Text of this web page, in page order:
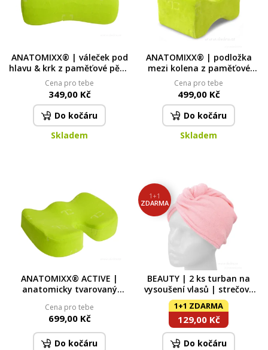
ANATOMIXX® | váleček pod
hlavu & krk z paměťové pěny
| 26 cm | s fixační páskou
pro uchycení
Cena pro tebe
349,00 Kč
Do kočáru
Skladem
ANATOMIXX® | podložka
mezi kolena z paměťové
pěny | pro úlevu kyčlí, kolen
& kotníků
Cena pro tebe
499,00 Kč
Do kočáru
Skladem
ANATOMIXX® ACTIVE |
anatomicky tvarovaný
| úleva při dlouhém sezení
Cena pro tebe
699,00 Kč
Do kočáru
1+1
ZDARMA
BEAUTY | 2 ks turban na
vysoušení vlasů | strečové
mikrovlákno | super savý |
růžový
1+1 ZDARMA
129,00 Kč
Do kočáru